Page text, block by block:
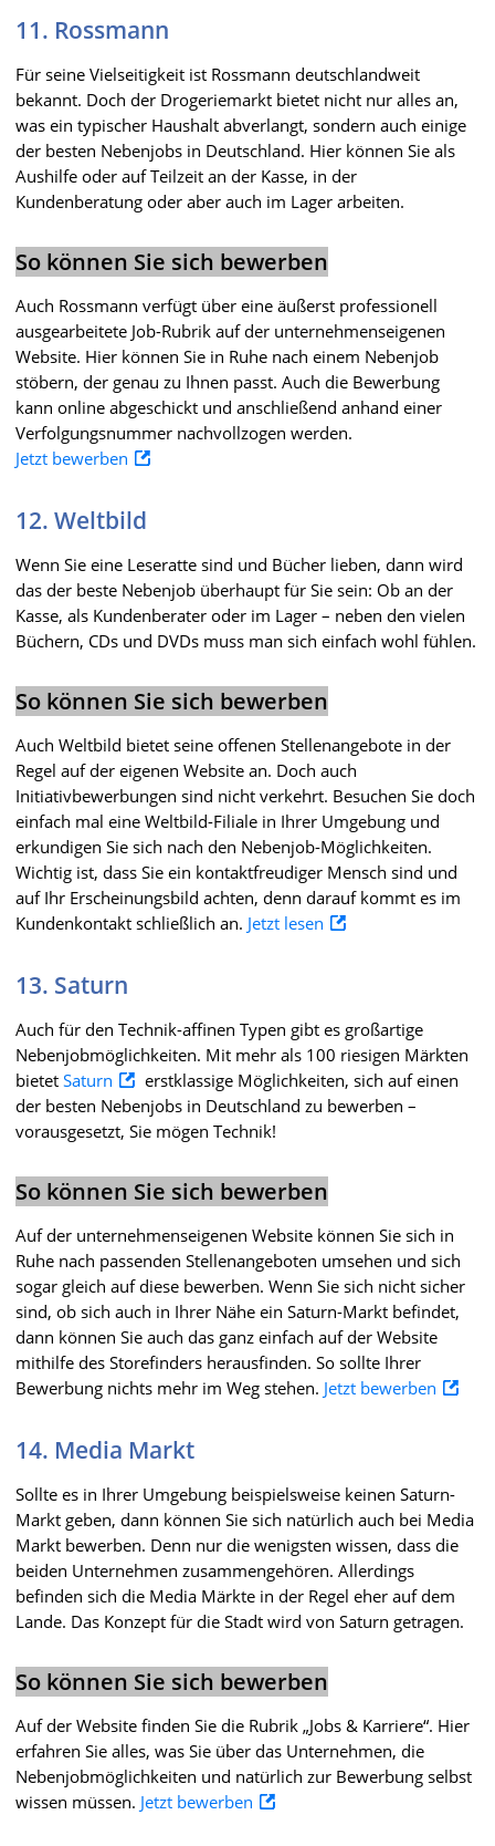
11. Rossmann
Für seine Vielseitigkeit ist Rossmann deutschlandweit
bekannt. Doch der Drogeriemarkt bietet nicht nur alles an,
was ein typischer Haushalt abverlangt, sondern auch einige
der besten Nebenjobs in Deutschland. Hier können Sie als
Aushilfe oder auf Teilzeit an der Kasse, in der
Kundenberatung oder aber auch im Lager arbeiten.
So können Sie sich bewerben
Auch Rossmann verfügt über eine äußerst professionell
ausgearbeitete Job-Rubrik auf der unternehmenseigenen
Website. Hier können Sie in Ruhe nach einem Nebenjob
stöbern, der genau zu Ihnen passt. Auch die Bewerbung
kann online abgeschickt und anschließend anhand einer
Verfolgungsnummer nachvollzogen werden.
Jetzt bewerben
12. Weltbild
Wenn Sie eine Leseratte sind und Bücher lieben, dann wird
das der beste Nebenjob überhaupt für Sie sein: Ob an der
Kasse, als Kundenberater oder im Lager – neben den vielen
Büchern, CDs und DVDs muss man sich einfach wohl fühlen.
So können Sie sich bewerben
Auch Weltbild bietet seine offenen Stellenangebote in der
Regel auf der eigenen Website an. Doch auch
Initiativbewerbungen sind nicht verkehrt. Besuchen Sie doch
einfach mal eine Weltbild-Filiale in Ihrer Umgebung und
erkundigen Sie sich nach den Nebenjob-Möglichkeiten.
Wichtig ist, dass Sie ein kontaktfreudiger Mensch sind und
auf Ihr Erscheinungsbild achten, denn darauf kommt es im
Kundenkontakt schließlich an. Jetzt lesen
13. Saturn
Auch für den Technik-affinen Typen gibt es großartige
Nebenjobmöglichkeiten. Mit mehr als 100 riesigen Märkten
bietet Saturn
erstklassige Möglichkeiten, sich auf einen
der besten Nebenjobs in Deutschland zu bewerben –
vorausgesetzt, Sie mögen Technik!
So können Sie sich bewerben
Auf der unternehmenseigenen Website können Sie sich in
Ruhe nach passenden Stellenangeboten umsehen und sich
sogar gleich auf diese bewerben. Wenn Sie sich nicht sicher
sind, ob sich auch in Ihrer Nähe ein Saturn-Markt befindet,
dann können Sie auch das ganz einfach auf der Website
mithilfe des Storefinders herausfinden. So sollte Ihrer
Bewerbung nichts mehr im Weg stehen. Jetzt bewerben
14. Media Markt
Sollte es in Ihrer Umgebung beispielsweise keinen Saturn-
Markt geben, dann können Sie sich natürlich auch bei Media
Markt bewerben. Denn nur die wenigsten wissen, dass die
beiden Unternehmen zusammengehören. Allerdings
befinden sich die Media Märkte in der Regel eher auf dem
Lande. Das Konzept für die Stadt wird von Saturn getragen.
So können Sie sich bewerben
Auf der Website finden Sie die Rubrik „Jobs & Karriere“. Hier
erfahren Sie alles, was Sie über das Unternehmen, die
Nebenjobmöglichkeiten und natürlich zur Bewerbung selbst
wissen müssen. Jetzt bewerben